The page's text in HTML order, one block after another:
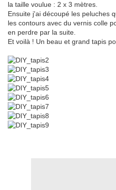
la taille voulue : 2 x 3 mètres.
Ensuite j'ai découpé les peluches
les contours avec du vernis colle
en perdre par la suite.
Et voilà ! Un beau et grand tapis